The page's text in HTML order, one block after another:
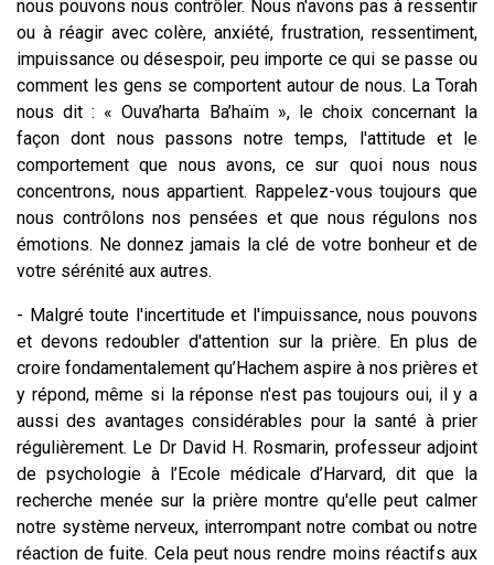
nous pouvons nous contrôler. Nous n'avons pas à ressentir
ou à réagir avec colère, anxiété, frustration, ressentiment,
impuissance ou désespoir, peu importe ce qui se passe ou
comment les gens se comportent autour de nous. La Torah
nous dit : « Ouva’harta Ba’haïm », le choix concernant la
façon dont nous passons notre temps, l'attitude et le
comportement que nous avons, ce sur quoi nous nous
concentrons, nous appartient. Rappelez-vous toujours que
nous contrôlons nos pensées et que nous régulons nos
émotions. Ne donnez jamais la clé de votre bonheur et de
votre sérénité aux autres.
- Malgré toute l'incertitude et l'impuissance, nous pouvons
et devons redoubler d'attention sur la prière. En plus de
croire fondamentalement qu’Hachem aspire à nos prières et
y répond, même si la réponse n'est pas toujours oui, il y a
aussi des avantages considérables pour la santé à prier
régulièrement. Le Dr David H. Rosmarin, professeur adjoint
de psychologie à l’Ecole médicale d’Harvard, dit que la
recherche menée sur la prière montre qu'elle peut calmer
notre système nerveux, interrompant notre combat ou notre
réaction de fuite. Cela peut nous rendre moins réactifs aux